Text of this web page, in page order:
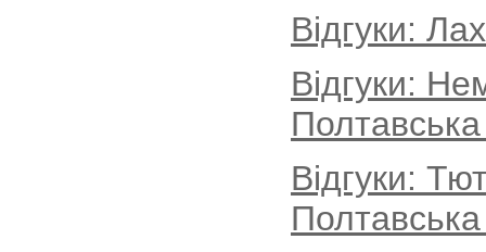
Відгуки:
Відгуки:
Відгуки: